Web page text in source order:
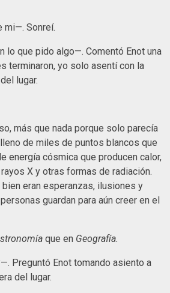
mi—. Sonreí.
lo que pido algo—. Comentó Enot una
terminaron, yo solo asentí con la
lugar.
más que nada porque solo parecía
de miles de puntos blancos que
energía cósmica que producen calor,
X y otras formas de radiación.
eran esperanzas, ilusiones y
guardan para aún creer en el
que en Geografía.
Preguntó Enot tomando asiento a
del lugar.